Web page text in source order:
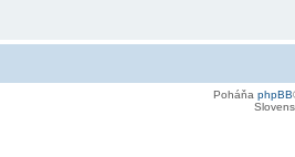
Poháňa phpBB